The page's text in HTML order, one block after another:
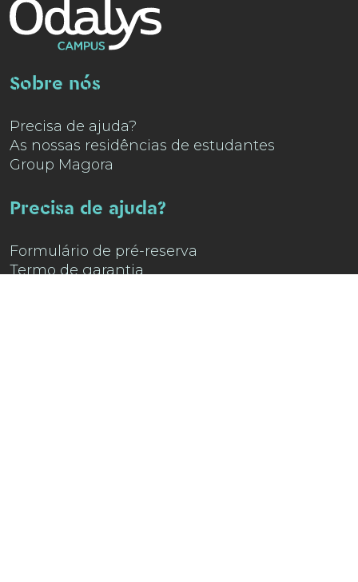
Sobre nós
Precisa de ajuda?
As nossas residências de estudantes
Group Magora
Precisa de ajuda?
Formulário de pré-reserva
Termo de garantia